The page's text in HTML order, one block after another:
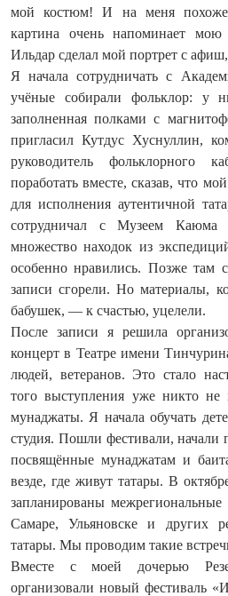
мой костюм! И на меня
картина очень напоминает
Ильдар сделал мой портрет с
Я начала сотрудничать с
учёные собирали фольклор: у
заполненная полками с
пригласил Кутдус Хуснуллин,
руководитель фольклорного
поработать вместе, сказав, что
для исполнения аутентичной
сотрудничал с Музеем Каюма
множество находок из
особенно нравились. Позже там
записи сгорели. Но материалы,
бабушек, — к счастью, уцелели.
После записи я решила
концерт в Театре имени
людей, ветеранов. Это стало
того выступления уже никто не
мунаджаты. Я начала обучать
студия. Пошли фестивали, начали
посвящённые мунаджатам и
везде, где живут татары. В
запланированы
Самаре, Ульяновске и других
татары. Мы проводим такие
Вместе с моей дочерью
организовали новый фестиваль